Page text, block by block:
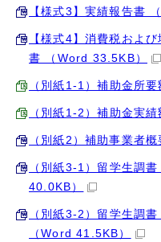
【様式3】実績報告書
【様式4】消費税およ
書 （Word 33.5KB）
（別紙1-1）補助金所
（別紙1-2）補助金実
（別紙2）補助事業者
（別紙3-1）留学生調
40.0KB）
（別紙3-2）留学生調
（Word 41.5KB）